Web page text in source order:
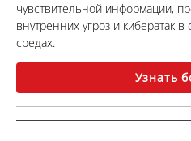
чувствительной информации,
внутренних угроз и кибератак
средах.
Узнать